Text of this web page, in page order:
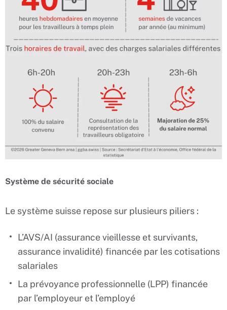
Système de sécurité sociale
Le système suisse repose sur plusieurs piliers :
L’AVS/AI (assurance vieillesse et survivants,
assurance invalidité) financée par les cotisations
salariales
La prévoyance professionnelle (LPP) financée
par l’employeur et l’employé